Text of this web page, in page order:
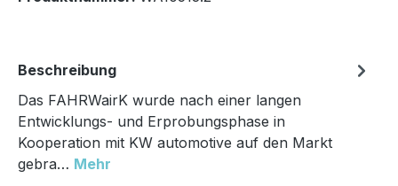
Beschreibung
Das FAHRWairK wurde nach einer langen
Entwicklungs- und Erprobungsphase in
Kooperation mit KW automotive auf den Markt
gebra… Mehr